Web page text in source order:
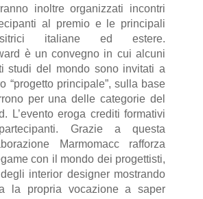
inoltre organizzati incontri
al premio e le principali
italiane ed estere.
è un convegno in cui alcuni
studi del mondo sono invitati a
“progetto principale”, sulla base
per una delle categorie del
L’evento eroga crediti formativi
Grazie a questa
Marmomacc rafforza
con il mondo dei progettisti,
interior designer mostrando
la propria vocazione a saper